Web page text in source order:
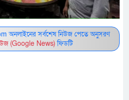
অনলাইনের সর্বশেষ নিউজ পেতে অনুসরণ
(Google News)ফিডটি